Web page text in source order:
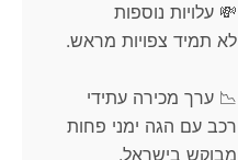
💸 עלויות נוספות
לא תמיד צפויות מראש.
📉 ערך מכירה עתידי
רכב עם הגה ימני פחות
מבוקש בישראל.